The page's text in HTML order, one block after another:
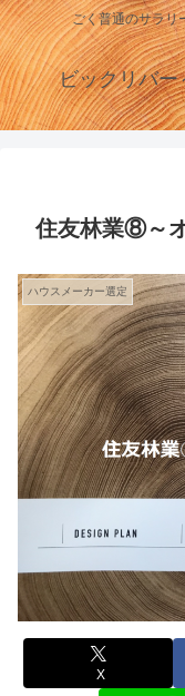
ごく普通のサラリ
ビックリバー
住友林業⑧～
ハウスメーカー選定
X